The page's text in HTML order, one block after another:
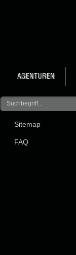
AGENTUREN
Sitemap
FAQ